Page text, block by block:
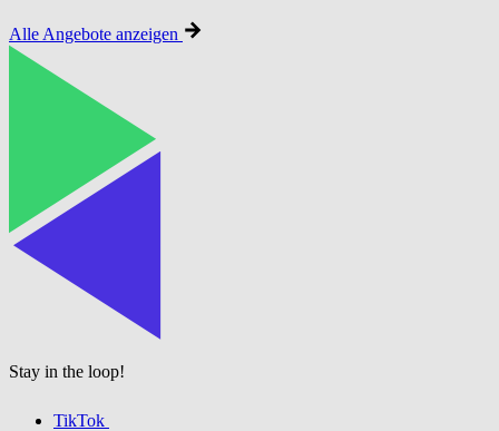
Alle Angebote anzeigen
Stay in the loop!
TikTok